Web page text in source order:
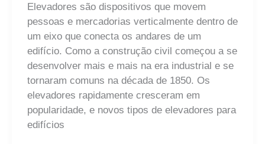
Elevadores são dispositivos que movem
pessoas e mercadorias verticalmente dentro de
um eixo que conecta os andares de um
edifício. Como a construção civil começou a se
desenvolver mais e mais na era industrial e se
tornaram comuns na década de 1850. Os
elevadores rapidamente cresceram em
popularidade, e novos tipos de elevadores para
edifícios